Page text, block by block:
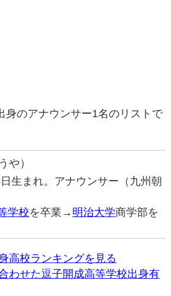
身のアナウンサー1名のリストで
や）
生まれ。アナウンサー（九州朝
学校を卒業→ 明治大学商学部を
高校ランキングを見る
わせた逗子開成高等学校出身有